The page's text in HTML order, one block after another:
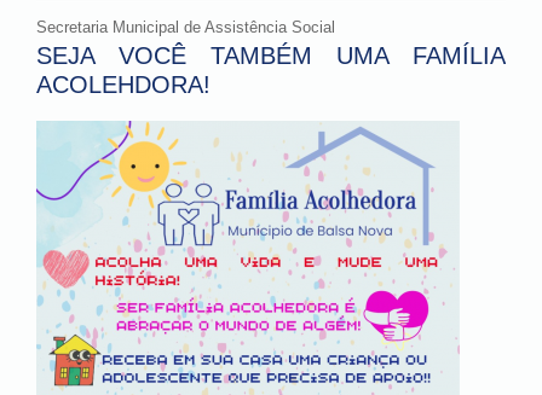
Secretaria Municipal de Assistência Social
SEJA VOCÊ TAMBÉM UMA FAMÍLIA
ACOLEHDORA!